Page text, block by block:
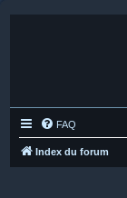
FAQ
Index du forum